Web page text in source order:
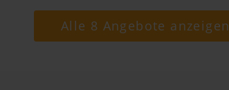
Alle 8 Angebote anzeigen